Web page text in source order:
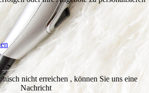
nicht erreichen , können Sie uns eine
Nachricht